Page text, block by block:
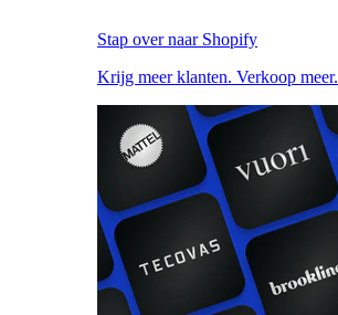
Stap over naar Shopify
Krijg meer klanten. Verkoop meer.